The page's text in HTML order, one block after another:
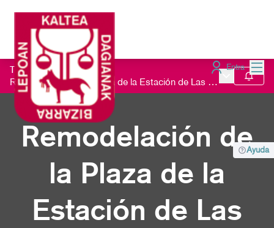
Entra
Todos los procesos
Remodelación de la Plaza de la Estación de Las Arenas
Menú Seguir
Ayuda
Remodelación de
la Plaza de la
Estación de Las